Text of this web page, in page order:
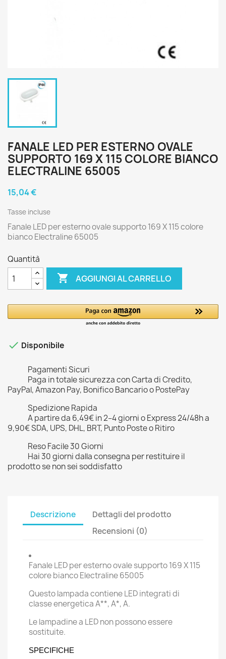
FANALE LED PER ESTERNO OVALE
SUPPORTO 169 X 115 COLORE BIANCO
ELECTRALINE 65005
15,04 €
Tasse incluse
Fanale LED per esterno ovale supporto 169 X 115 colore
bianco Electraline 65005
Quantità
 AGGIUNGI AL CARRELLO
 Disponibile
Pagamenti Sicuri
Paga in totale sicurezza con Carta di Credito,
PayPal, Amazon Pay, Bonifico Bancario o PostePay
Spedizione Rapida
A partire da 6,49€ in 2–4 giorni o Express 24/48h a
9,90€ SDA, UPS, DHL, BRT, Punto Poste o Ritiro
Reso Facile 30 Giorni
Hai 30 giorni dalla consegna per restituire il
prodotto se non sei soddisfatto
Descrizione
Dettagli del prodotto
Recensioni (0)
Fanale LED per esterno ovale supporto 169 X 115
colore bianco Electraline 65005
Questo lampada contiene LED integrati di
classe energetica A**, A*, A.
Le lampadine a LED non possono essere
sostituite.
SPECIFICHE